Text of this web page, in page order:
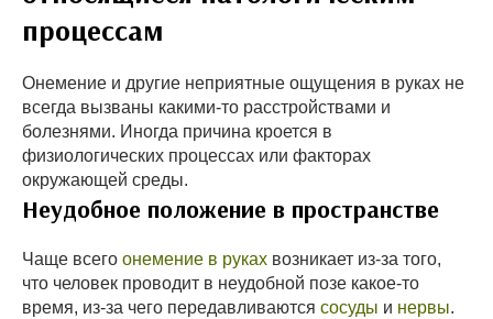
процессам
Онемение и другие неприятные ощущения в руках не
всегда вызваны какими-то расстройствами и
болезнями. Иногда причина кроется в
физиологических процессах или факторах
окружающей среды.
Неудобное положение в пространстве
Чаще всего онемение в руках возникает из-за того,
что человек проводит в неудобной позе какое-то
время, из-за чего передавливаются сосуды и нервы.